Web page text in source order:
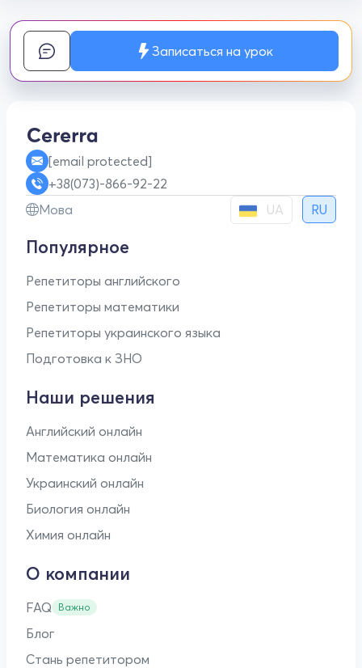
Записаться на урок
[email protected]
+38(073)-866-92-22
Мова
UA RU
Популярное
Репетиторы английского
Репетиторы математики
Репетиторы украинского языка
Подготовка к ЗНО
Наши решения
Английский онлайн
Математика онлайн
Украинский онлайн
Биология онлайн
Химия онлайн
О компании
FAQ Важно
Блог
Стань репетитором